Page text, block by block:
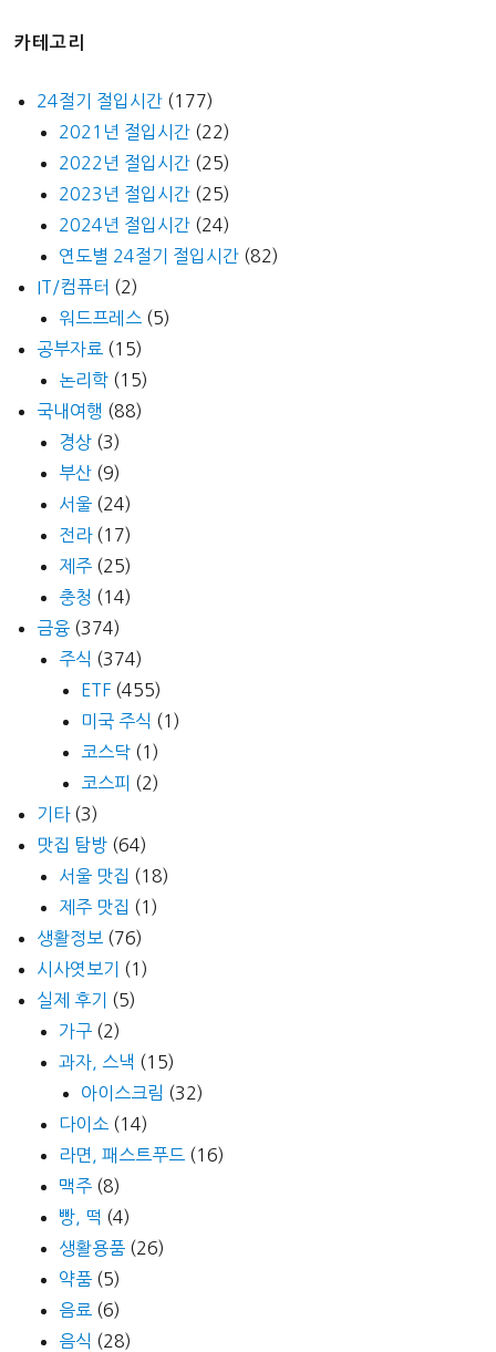
카테고리
24절기 절입시간 (177)
2021년 절입시간 (22)
2022년 절입시간 (25)
2023년 절입시간 (25)
2024년 절입시간 (24)
연도별 24절기 절입시간 (82)
IT/컴퓨터 (2)
워드프레스 (5)
공부자료 (15)
논리학 (15)
국내여행 (88)
경상 (3)
부산 (9)
서울 (24)
전라(17)
제주 (25)
충청 (14)
금융 (374)
주식 (374)
ETF (455)
미국 주식 (1)
코스닥 (1)
코스피 (2)
기타(3)
맛집 탐방 (64)
서울 맛집 (18)
제주 맛집 (1)
생활정보 (76)
시사엿보기
(1)
실제 후기
(5)
가구 (2)
과자, 스낵 (15)
아이스크림 (32)
다이소 (14)
라면, 패스트푸드 (16)
맥주 (8)
빵, 떡 (4)
생활용품 (26)
약품 (5)
음료 (6)
음식 (28)